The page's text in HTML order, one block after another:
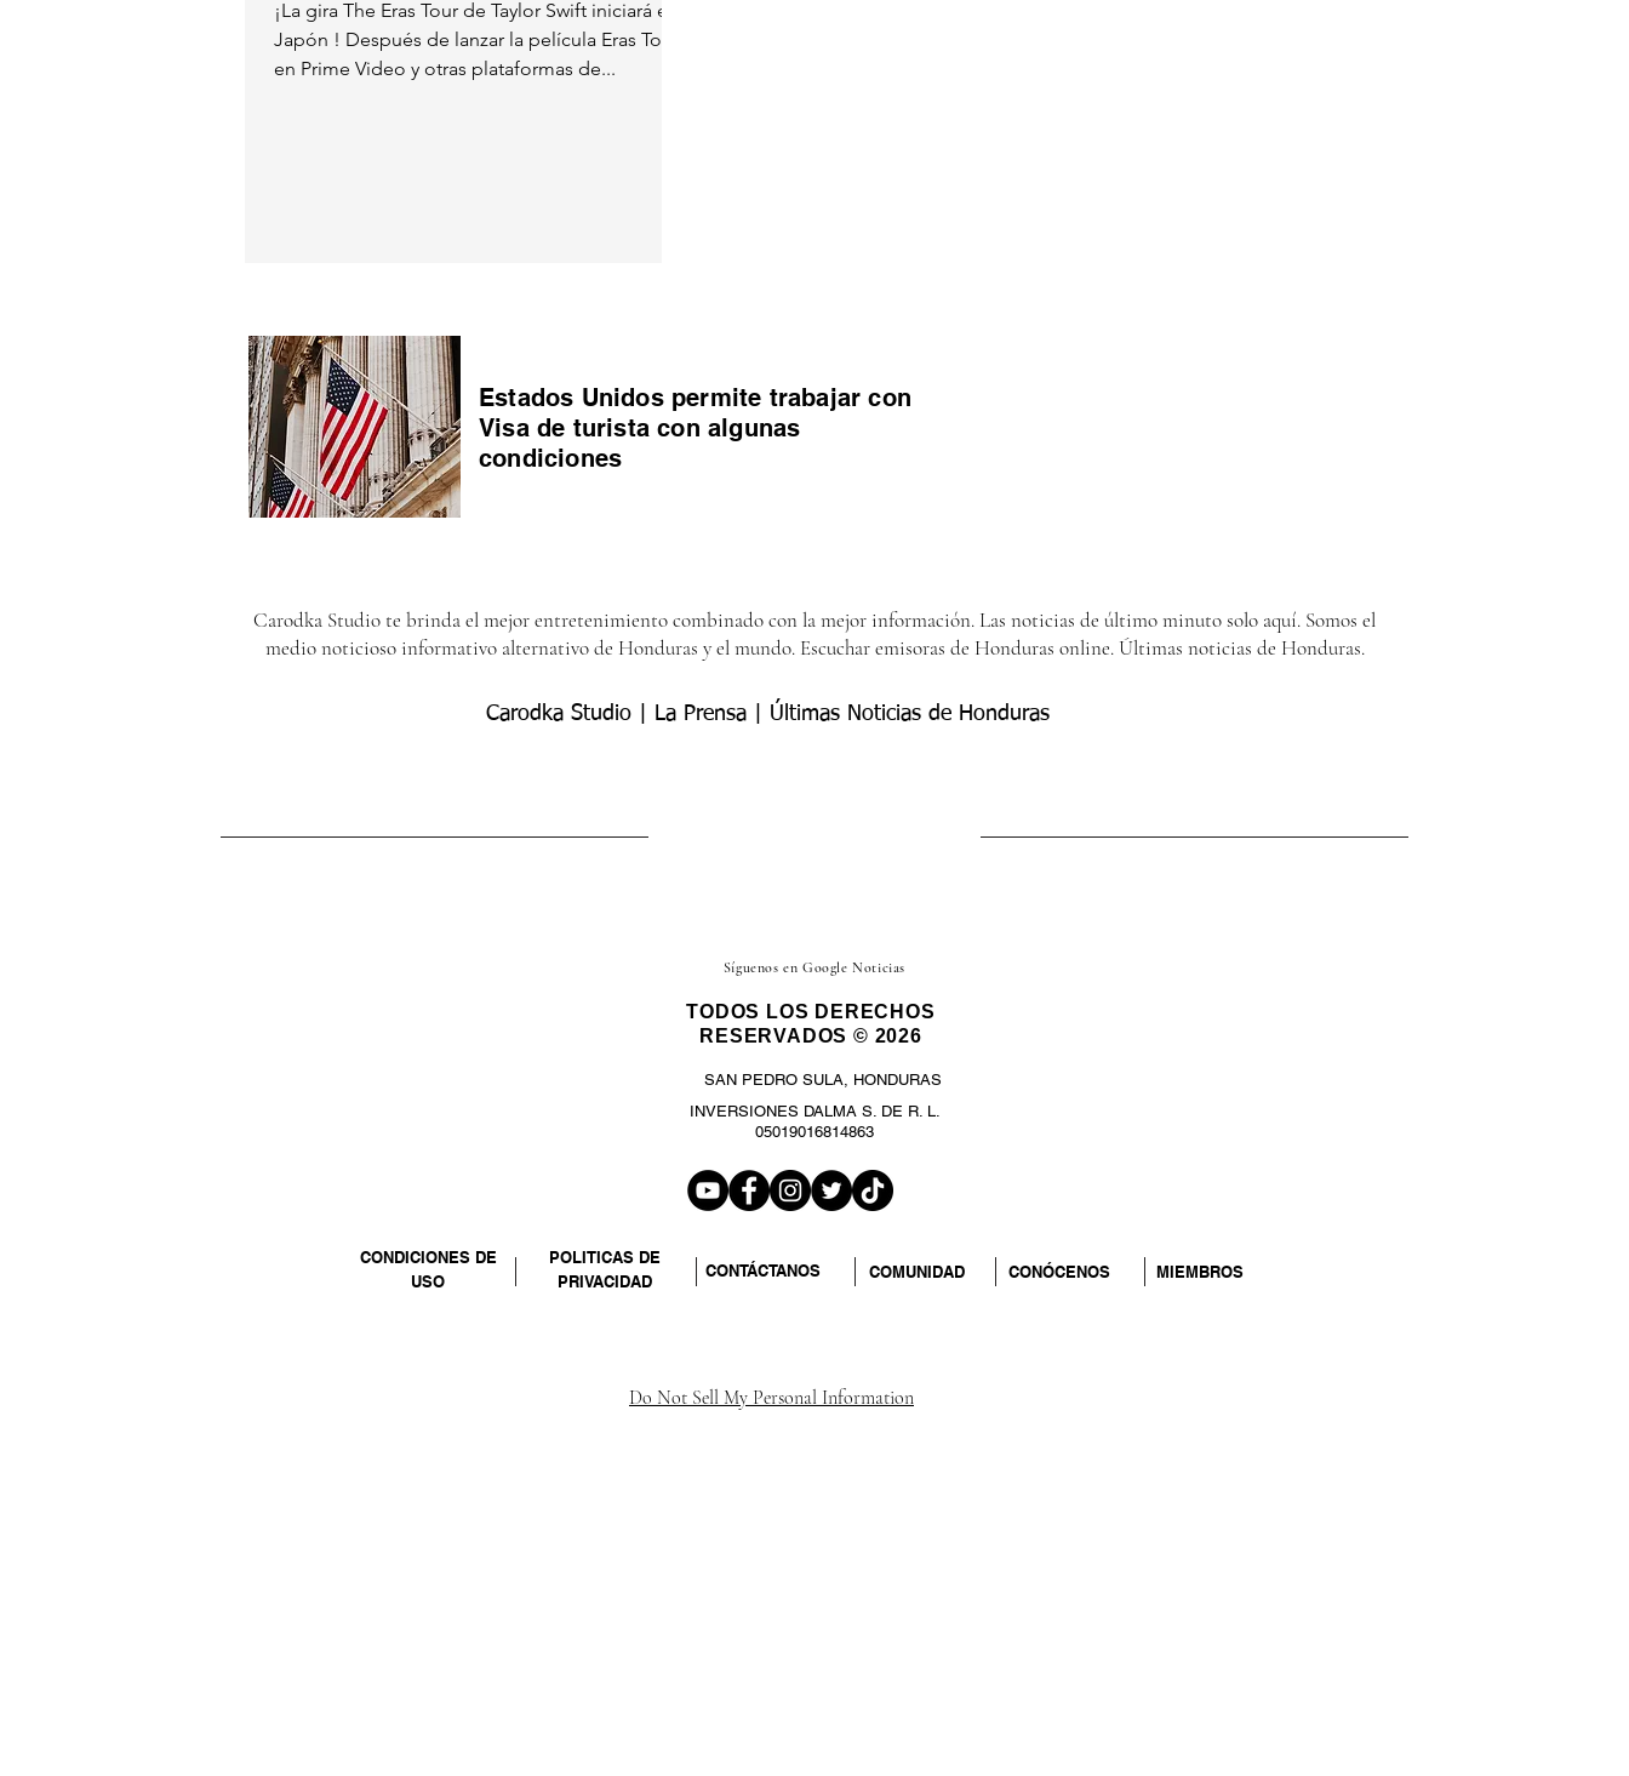
¡La gira The Eras Tour de Taylor Swift iniciará en
Japón ! Después de lanzar la película Eras Tour
en Prime Video y otras plataformas de...
Estados Unidos permite trabajar con
Visa de turista con algunas
condiciones
Carodka Studio te brinda el mejor entretenimiento combinado con la mejor información. Las noticias de último minuto solo aquí. Somos el
medio noticioso informativo alternativo de Honduras y el mundo. Escuchar emisoras de Honduras online. Últimas noticias de Honduras.
Carodka Studio | La Prensa | Últimas Noticias de Honduras
Síguenos en Google Noticias
TODOS LOS DERECHOS
RESERVADOS © 2026
SAN PEDRO SULA, HONDURAS
INVERSIONES DALMA S. DE R. L.
05019016814863
CONDICIONES DE
USO
POLITICAS DE
PRIVACIDAD
CONTÁCTANOS COMUNIDAD CONÓCENOS MIEMBROS
Do Not Sell My Personal Information